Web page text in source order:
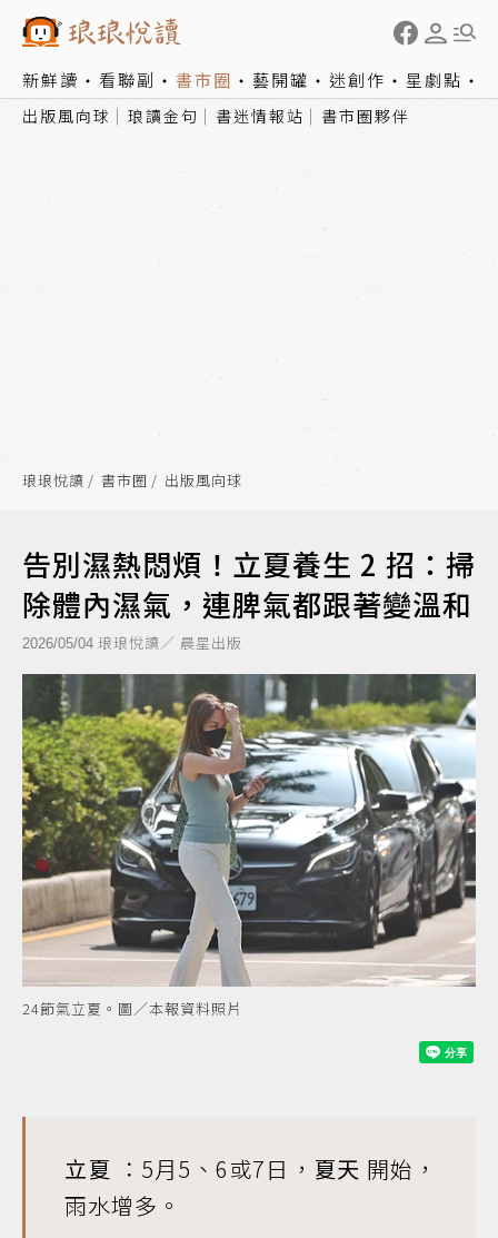
新鮮讀 看聯副 書市圈 藝開罐 迷創作 星劇點
出版風向球 琅讀金句 書迷情報站 書市圈夥伴
琅琅悅讀 書市圈 出版風向球
告別濕熱悶煩！立夏養生 2 招：掃
除體內濕氣，連脾氣都跟著變溫和
2026/05/04 琅琅悅讀／ 晨星出版
24節氣立夏。圖／本報資料照片
立夏 ：5月5、6或7日， 夏天 開始，
雨水增多。